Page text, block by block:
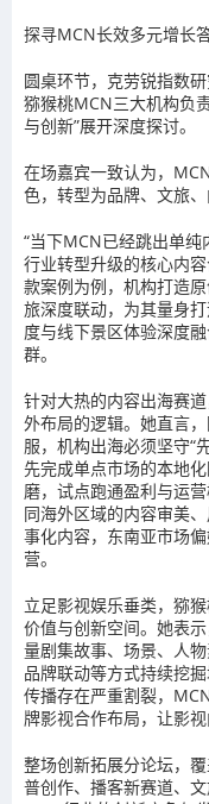
探寻MCN长效多元增长
圆桌环节，克劳锐指数
猕猴桃MCN三大机构负
与创新”展开深度探讨。
在场嘉宾一致认为，
色，转型为品牌、文旅
“当下MCN已经跳出单
行业转型升级的核心内
款案例为例，机构打造
旅深度联动，为其量身
度与线下景区体验深度
群。
针对大热的内容出海赛
外布局的逻辑。她直言
服，机构出海必须坚守“
先完成单点市场的本地
磨，试点跑通盈利与运
同海外区域的内容审美
事化内容，东南亚市场
营。
立足影视娱乐垂类，猕
价值与创新空间。她表
量剧集故事、场景、人
品牌联动等方式持续挖
传播存在严重割裂，
牌影视合作布局，让影
整场创新拓展分论坛，
普创作、播客新赛道、